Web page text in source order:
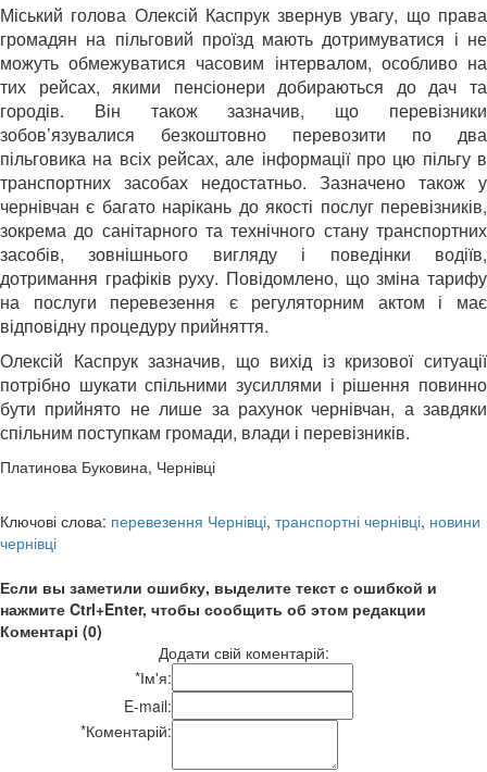
Міський голова Олексій Каспрук звернув увагу, що права
громадян на пільговий проїзд мають дотримуватися і не
можуть обмежуватися часовим інтервалом, особливо на
тих рейсах, якими пенсіонери добираються до дач та
городів. Він також зазначив, що перевізники
зобов’язувалися безкоштовно перевозити по два
пільговика на всіх рейсах, але інформації про цю пільгу в
транспортних засобах недостатньо. Зазначено також у
чернівчан є багато нарікань до якості послуг перевізників,
зокрема до санітарного та технічного стану транспортних
засобів, зовнішнього вигляду і поведінки водіїв,
дотримання графіків руху. Повідомлено, що зміна тарифу
на послуги перевезення є регуляторним актом і має
відповідну процедуру прийняття.
Олексій Каспрук зазначив, що вихід із кризової ситуації
потрібно шукати спільними зусиллями і рішення повинно
бути прийнято не лише за рахунок чернівчан, а завдяки
спільним поступкам громади, влади і перевізників.
Платинова Буковина, Чернівці
Ключові слова: перевезення Чернівці, транспортні чернівці, новини
чернівці
Если вы заметили ошибку, выделите текст с ошибкой и
нажмите Ctrl+Enter, чтобы сообщить об этом редакции
Коментарі (0)
Додати свій коментарій:
*Ім'я:
E-mail:
*Коментарій: